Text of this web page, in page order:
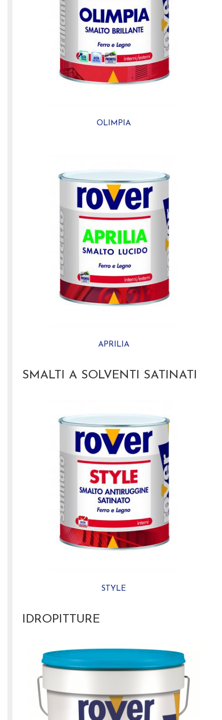
OLIMPIA
APRILIA
SMALTI A SOLVENTI SATINATI
STYLE
IDROPITTURE